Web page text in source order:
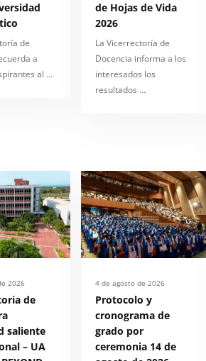
de
a
al …
de Hojas de Vida
2026
La Vicerrectoría de
Docencia informa a los
interesados los
resultados …
2026
de
saliente
– UA
4 de agosto de 2026
Protocolo y
cronograma de
grado por
ceremonia 14 de